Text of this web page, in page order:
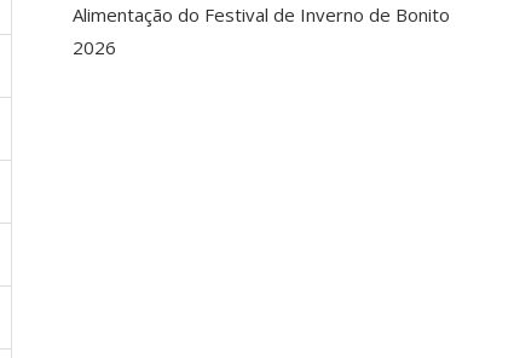
Alimentação do Festival de Inverno de Bonito
2026